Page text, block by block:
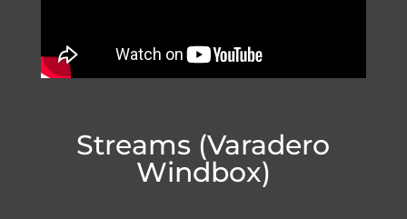
Streams (Varadero
Windbox)